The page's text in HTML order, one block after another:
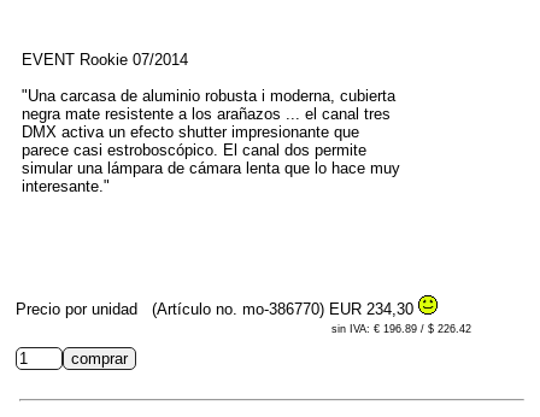
EVENT Rookie 07/2014
"Una carcasa de aluminio robusta i moderna, cubierta
negra mate resistente a los arañazos ... el canal tres
DMX activa un efecto shutter impresionante que
parece casi estroboscópico. El canal dos permite
simular una lámpara de cámara lenta que lo hace muy
interesante."
Precio por unidad (Artículo no. mo-386770) EUR 234,30
sin IVA: € 196.89 / $ 226.42